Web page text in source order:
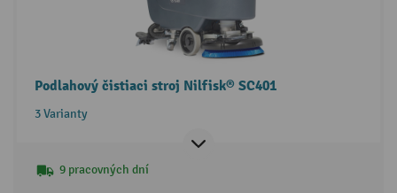
Podlahový čistiaci stroj Nilfisk® SC401
3 Varianty
9 pracovných dní